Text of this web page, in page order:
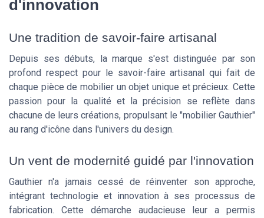
d'innovation
Une tradition de savoir-faire artisanal
Depuis ses débuts, la marque s'est distinguée par son
profond respect pour le savoir-faire artisanal qui fait de
chaque pièce de mobilier un objet unique et précieux. Cette
passion pour la qualité et la précision se reflète dans
chacune de leurs créations, propulsant le "mobilier Gauthier"
au rang d'icône dans l'univers du design.
Un vent de modernité guidé par l'innovation
Gauthier n'a jamais cessé de réinventer son approche,
intégrant technologie et innovation à ses processus de
fabrication. Cette démarche audacieuse leur a permis